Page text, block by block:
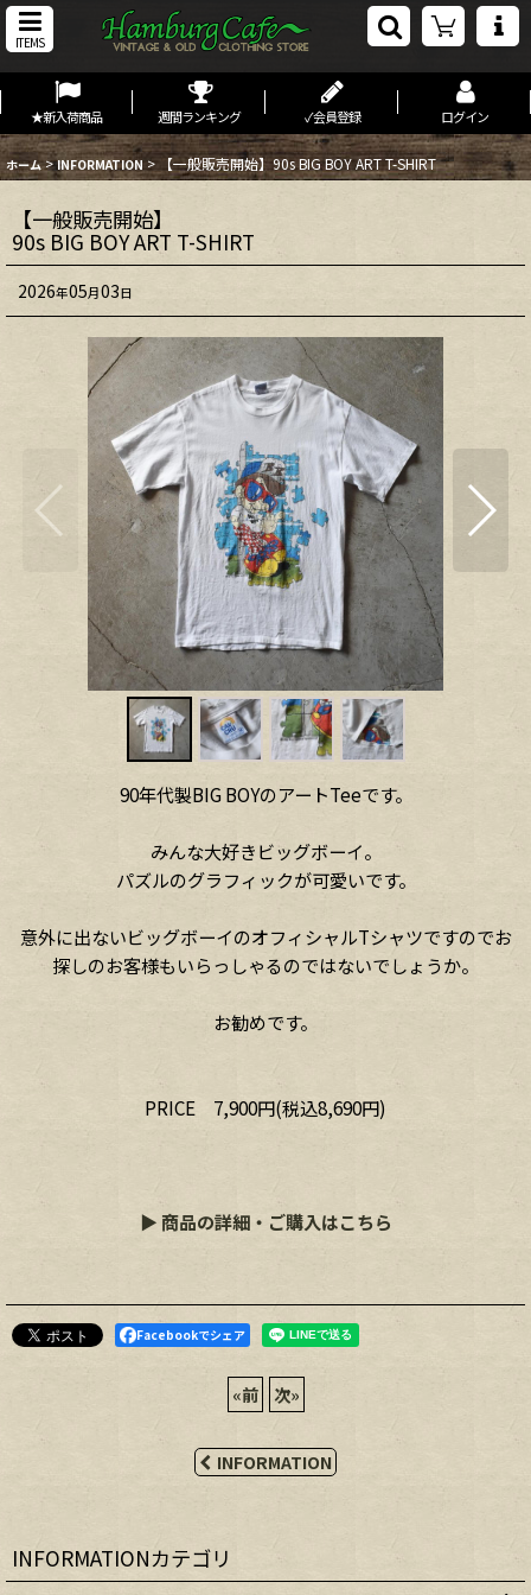
ITEMS
★新入荷商品 週間ランキング ✓会員登録 ログイン
ホーム > INFORMATION > 【一般販売開始】90s BIG BOY ART T-SHIRT
【一般販売開始】
90s BIG BOY ART T-SHIRT
2026年05月03日
90年代製BIG BOYのアートTeeです。
みんな大好きビッグボーイ。
パズルのグラフィックが可愛いです。
意外に出ないビッグボーイのオフィシャルTシャツですのでお
探しのお客様もいらっしゃるのではないでしょうか。
お勧めです。
PRICE 7,900円(税込8,690円)
▶ 商品の詳細・ご購入はこちら
Facebookでシェア
«前 次»
INFORMATION
INFORMATIONカテゴリ